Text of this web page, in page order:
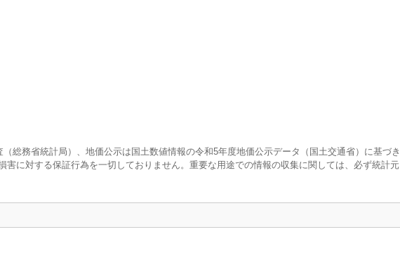
総務省統計局）、地価公示は国土数値情報の令和5年度地価公示データ（国土交通省）に基づき
に対する保証行為を一切しておりません。重要な用途での情報の収集に関しては、必ず統計元